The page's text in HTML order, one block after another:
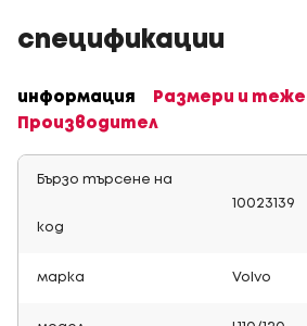
спецификации
информация
Размери и
Производител
Бързо търсене на
код
10023139
марка Volvo